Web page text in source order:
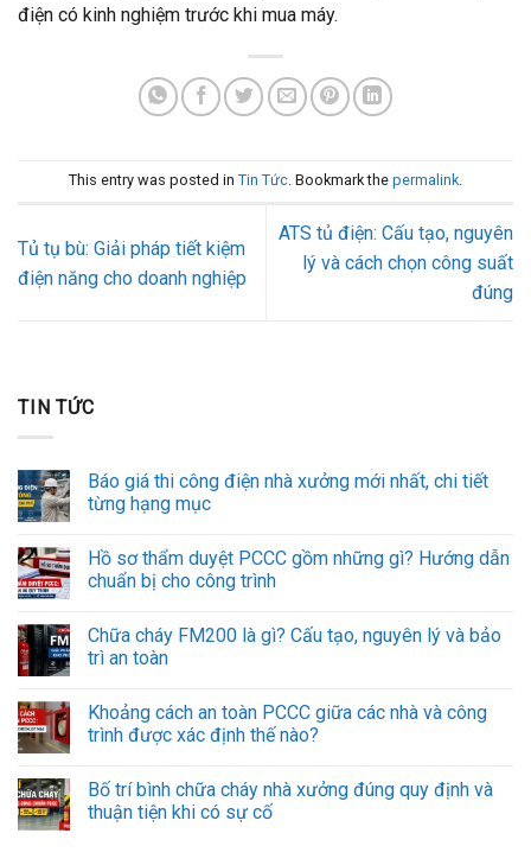
điện có kinh nghiệm trước khi mua máy.
This entry was posted in Tin Tức. Bookmark the permalink.
Tủ tụ bù: Giải pháp tiết kiệm
điện năng cho doanh nghiệp
ATS tủ điện: Cấu tạo, nguyên
lý và cách chọn công suất
đúng
TIN TỨC
Báo giá thi công điện nhà xưởng mới nhất, chi tiết
từng hạng mục
Hồ sơ thẩm duyệt PCCC gồm những gì? Hướng dẫn
chuẩn bị cho công trình
Chữa cháy FM200 là gì? Cấu tạo, nguyên lý và bảo
trì an toàn
Khoảng cách an toàn PCCC giữa các nhà và công
trình được xác định thế nào?
Bố trí bình chữa cháy nhà xưởng đúng quy định và
thuận tiện khi có sự cố